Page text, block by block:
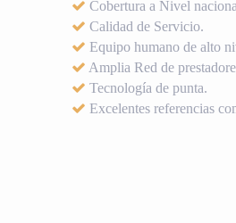
Cobertura a Nivel
Calidad de Servicio.
Equipo humano de alto
Amplia Red de
Tecnología de punta.
Excelentes referencias